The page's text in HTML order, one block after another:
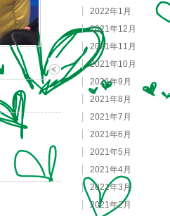
2022年1月
2021年12月
2021年11月
2021年10月
2021年9月
2021年8月
2021年7月
2021年6月
2021年5月
2021年4月
2021年3月
2021年2月